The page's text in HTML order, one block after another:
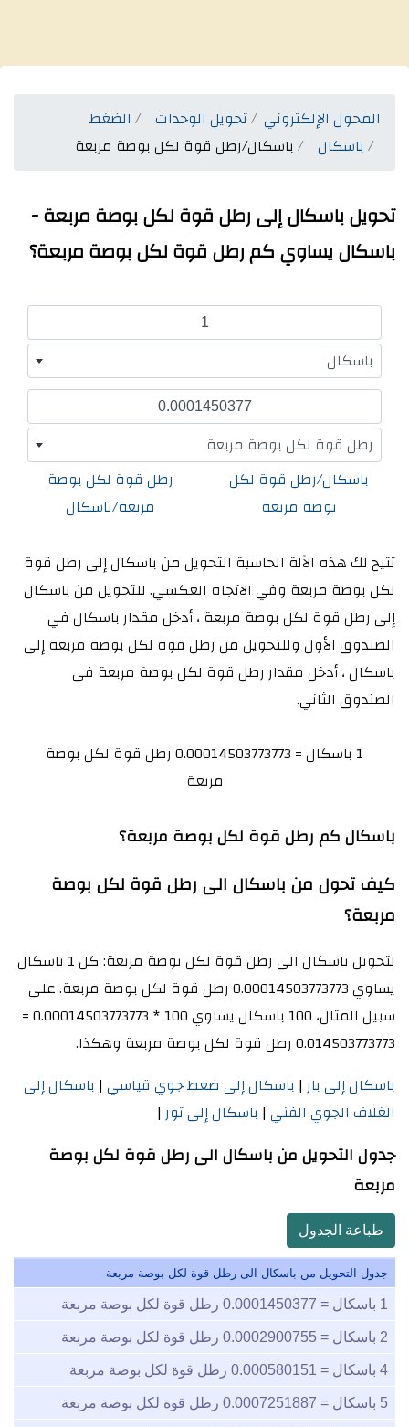
المحول الإلكتروني تحويل الوحدات
الضغط
باسكال
باسكال/رطل قوة لكل بوصة مربعة
تحويل باسكال إلى رطل قوة لكل بوصة مربعة -
باسكال يساوي كم رطل قوة لكل بوصة مربعة؟
باسكال
رطل قوة لكل بوصة مربعة
باسكال/رطل قوة لكل
بوصة مربعة
رطل قوة لكل بوصة
مربعة/باسكال
تتيح لك هذه الآلة الحاسبة التحويل من باسكال إلى رطل قوة
لكل بوصة مربعة وفي الاتجاه العكسي. للتحويل من باسكال
إلى رطل قوة لكل بوصة مربعة ، أدخل مقدار باسكال في
الصندوق الأول وللتحويل من رطل قوة لكل بوصة مربعة إلى
باسكال ، أدخل مقدار رطل قوة لكل بوصة مربعة في
الصندوق الثاني.
1 باسكال = 0.00014503773773 رطل قوة لكل بوصة
مربعة
باسكال كم رطل قوة لكل بوصة مربعة؟
كيف تحول من باسكال الى رطل قوة لكل بوصة
مربعة؟
لتحويل باسكال الى رطل قوة لكل بوصة مربعة: كل 1 باسكال
يساوي 0.00014503773773 رطل قوة لكل بوصة مربعة. على
سبيل المثال، 100 باسكال يساوي 100 * 0.00014503773773 =
0.014503773773 رطل قوة لكل بوصة مربعة وهكذا.
باسكال إلى بار | باسكال إلى ضعط جوي قياسي | باسكال إلى
الغلاف الجوي الفني | باسكال إلى تور |
جدول التحويل من باسكال الى رطل قوة لكل بوصة
مربعة
طباعة الجدول
جدول التحويل من باسكال الى رطل قوة لكل بوصة مربعة
1 باسكال = 0.0001450377 رطل قوة لكل بوصة مربعة
2 باسكال = 0.0002900755 رطل قوة لكل بوصة مربعة
4 باسكال = 0.000580151 رطل قوة لكل بوصة مربعة
5 باسكال = 0.0007251887 رطل قوة لكل بوصة مربعة